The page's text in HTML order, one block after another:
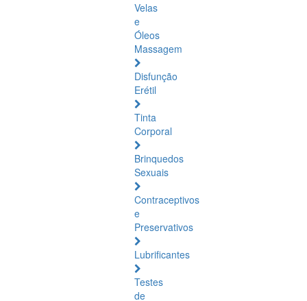
Velas
e
Óleos
Massagem
Disfunção
Erétil
Tinta
Corporal
Brinquedos
Sexuais
Contraceptivos
e
Preservativos
Lubrificantes
Testes
de